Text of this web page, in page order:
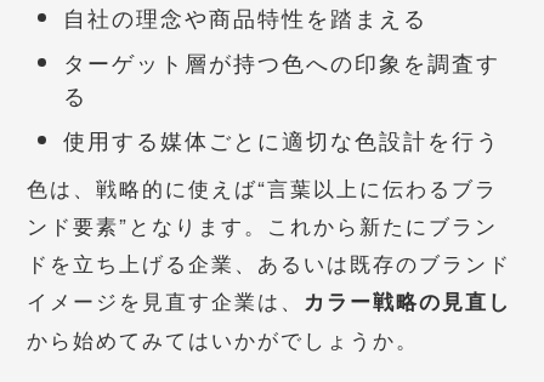
自社の理念や商品特性を踏まえる
ターゲット層が持つ色への印象を調査す
る
使用する媒体ごとに適切な色設計を行う
色は、戦略的に使えば“言葉以上に伝わるブラ
ンド要素”となります。これから新たにブラン
ドを立ち上げる企業、あるいは既存のブランド
イメージを見直す企業は、 カラー戦略の見直し
から始めてみてはいかがでしょうか。